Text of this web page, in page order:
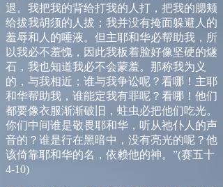
退。我把我的背给打我的人打，把我的腮颊
给拔我胡须的人拔；我并没有掩面躲避人的
羞辱和人的唾液。但主耶和华必帮助我，所
以我必不羞愧，因此我板着脸好像坚硬的燧
石，我也知道我必不会蒙羞。那称我为义
的，与我相近；谁与我争讼呢？看哪！主耶
和华帮助我，谁能定我有罪呢？看哪！他们
都要像衣服渐渐破旧，蛀虫必把他们吃光。
你们中间谁是敬畏耶和华，听从祂仆人的声
音的？谁是行在黑暗中，没有亮光的呢？他
该倚靠耶和华的名，依赖他的神。 ”(赛五十
4-10)